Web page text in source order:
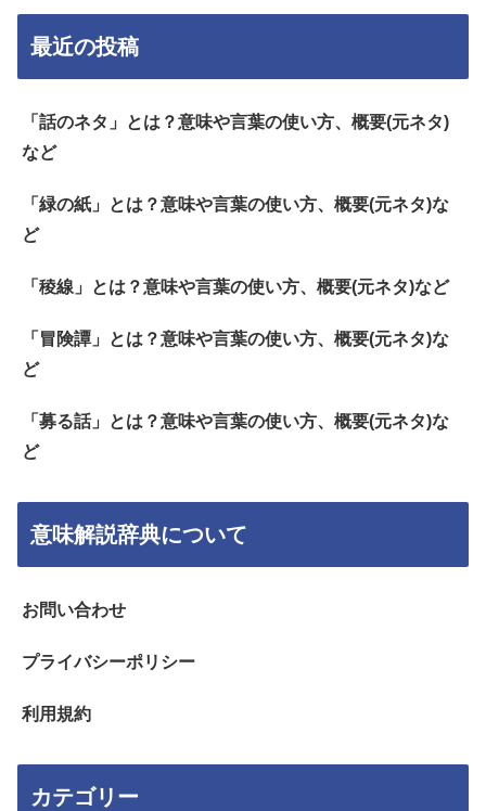
最近の投稿
「話のネタ」とは？意味や言葉の使い方、概要(元ネタ)
など
「緑の紙」とは？意味や言葉の使い方、概要(元ネタ)な
ど
「稜線」とは？意味や言葉の使い方、概要(元ネタ)など
「冒険譚」とは？意味や言葉の使い方、概要(元ネタ)な
ど
「募る話」とは？意味や言葉の使い方、概要(元ネタ)な
ど
意味解説辞典について
お問い合わせ
プライバシーポリシー
利用規約
カテゴリー